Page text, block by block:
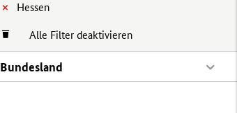
Hessen
Alle Filter deaktivieren
Bundesland